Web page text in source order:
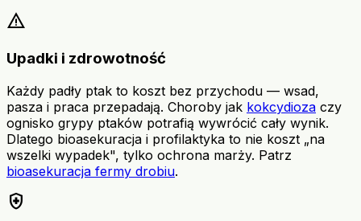
warning
Upadki i zdrowotność
Każdy padły ptak to koszt bez przychodu — wsad,
pasza i praca przepadają. Choroby jak kokcydioza czy
ognisko grypy ptaków potrafią wywrócić cały wynik.
Dlatego bioasekuracja i profilaktyka to nie koszt „na
wszelki wypadek", tylko ochrona marży. Patrz
bioasekuracja fermy drobiu.
health_and_safety